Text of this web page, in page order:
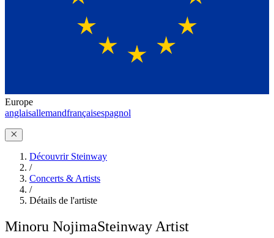
Europe
anglaisallemandfrançaisespagnol
Découvrir Steinway
/
Concerts & Artists
/
Détails de l'artiste
Minoru NojimaSteinway Artist